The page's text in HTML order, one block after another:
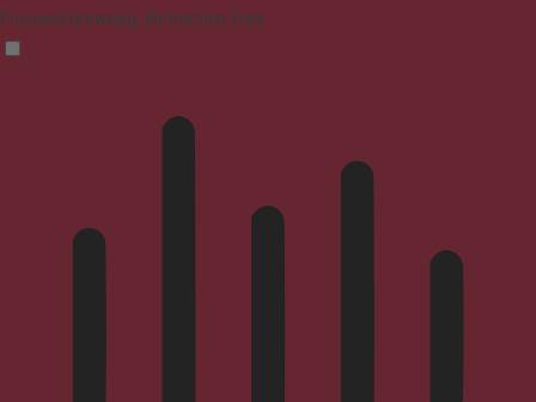
Focused browsing, distraction-free